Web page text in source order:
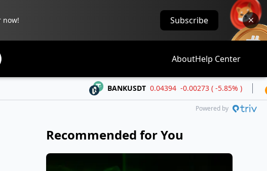
now! Subscribe
AboutHelp Center
BANKUSDT 0.04394 -0.00273 ( -5.85% )
Powered by
Recommended for You